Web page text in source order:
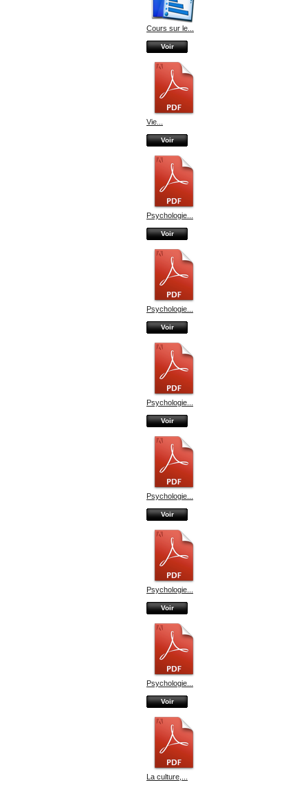
Cours sur le...
Voir
Vie...
Voir
Psychologie...
Voir
Psychologie...
Voir
Psychologie...
Voir
Psychologie...
Voir
Psychologie...
Voir
Psychologie...
Voir
La culture,...